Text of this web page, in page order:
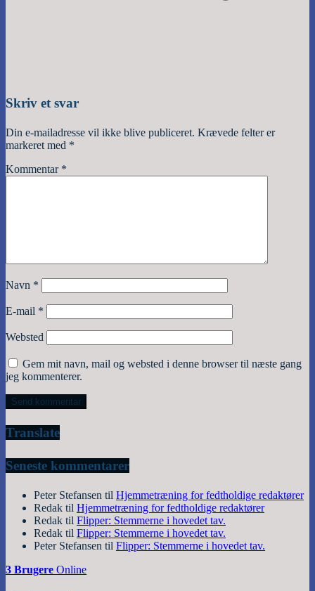
Skriv et svar
Din e-mailadresse vil ikke blive publiceret. Krævede felter er
markeret med *
Kommentar *
Navn *
E-mail *
Websted
Gem mit navn, mail og websted i denne browser til næste gang
jeg kommenterer.
Translate
Seneste kommentarer
Peter Stefansen til Hjemmetræning for fedtholdige redaktører
Redak til Hjemmetræning for fedtholdige redaktører
Redak til Flipper: Stemmerne i hovedet tav.
Redak til Flipper: Stemmerne i hovedet tav.
Peter Stefansen til Flipper: Stemmerne i hovedet tav.
3 Brugere Online